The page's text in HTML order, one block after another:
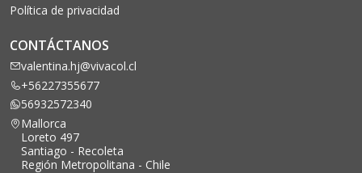
Política de privacidad
CONTÁCTANOS
valentina.hj@vivacol.cl
+56227355677
56932572340
Mallorca
Loreto 497
Santiago - Recoleta
Región Metropolitana - Chile